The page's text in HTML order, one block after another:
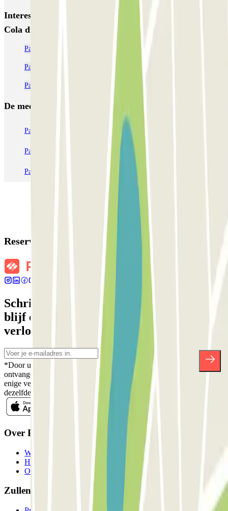
Interessante plaatsen en evenementen dichtbij SABA
Cola di Rienzo
Parkeren in Rome buiten ZTL
Parkeren Vaticaanstad Rome | Goedkope parkeergarages
Parkeer dichtbij het Colosseum
De meest geboekte parkings
Parkeren in Parijs Parkeren in Venetië
Parkeren in Station Venetië Mestre Parkeren in Rome
Parkeren in Milaan Parkeren in Verona
Reserveringsgegevens
Schrijf je in voor onze nieuwsbrief en
blijf op de hoogte van kortingen,
verlotingen en vele andere verrassingen.
*Door u in te schrijven aanvaardt u ons Privacybeleid voor het
ontvangen van commerciële communicatie van Parclick. Zonder
enige verplichting kunt u zich uitschrijven wanneer u maar wilt in
dezelfde nieuwsbrief.
Over Parclick
Wie we zijn
Hoe het werkt
Onze parkeergarages
Zullen we samenwerken?